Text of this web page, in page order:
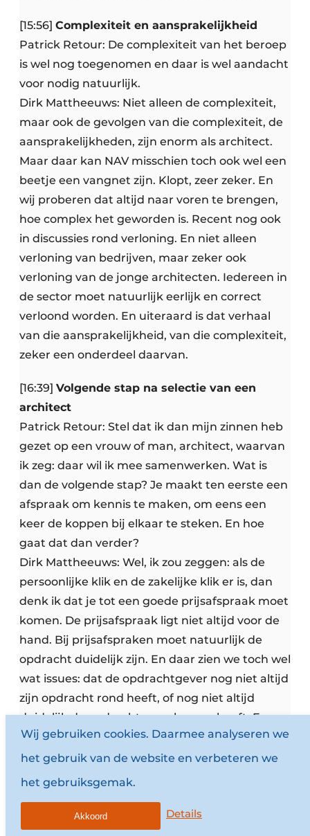
[15:56] Complexiteit en aansprakelijkheid
Patrick Retour: De complexiteit van het beroep
is wel nog toegenomen en daar is wel aandacht
voor nodig natuurlijk.
Dirk Mattheeuws: Niet alleen de complexiteit,
maar ook de gevolgen van die complexiteit, de
aansprakelijkheden, zijn enorm als architect.
Maar daar kan NAV misschien toch ook wel een
beetje een vangnet zijn. Klopt, zeer zeker. En
wij proberen dat altijd naar voren te brengen,
hoe complex het geworden is. Recent nog ook
in discussies rond verloning. En niet alleen
verloning van bedrijven, maar zeker ook
verloning van de jonge architecten. Iedereen in
de sector moet natuurlijk eerlijk en correct
verloond worden. En uiteraard is dat verhaal
van die aansprakelijkheid, van die complexiteit,
zeker een onderdeel daarvan.
[16:39] Volgende stap na selectie van een
architect
Patrick Retour: Stel dat ik dan mijn zinnen heb
gezet op een vrouw of man, architect, waarvan
ik zeg: daar wil ik mee samenwerken. Wat is
dan de volgende stap? Je maakt ten eerste een
afspraak om kennis te maken, om eens een
keer de koppen bij elkaar te steken. En hoe
gaat dat dan verder?
Dirk Mattheeuws: Wel, ik zou zeggen: als de
persoonlijke klik en de zakelijke klik er is, dan
denk ik dat je tot een goede prijsafspraak moet
komen. De prijsafspraak ligt niet altijd voor de
hand. Bij prijsafspraken moet natuurlijk de
opdracht duidelijk zijn. En daar zien we toch wel
wat issues: dat de opdrachtgever nog niet altijd
zijn opdracht rond heeft, of nog niet altijd
duidelijk de opdracht omschreven heeft. En
dan is het niet zo voor de hand liggend om
meteen een offerte te kunnen maken.
[17:33]Testopdracht en haalbaarheidsstudie
Patrick Retour: Is het een goed idee om een
architect, of twee architecten, een soort van
Wij gebruiken cookies. Daarmee analyseren we
het gebruik van de website en verbeteren we
het gebruiksgemak.
Details
Akkoord